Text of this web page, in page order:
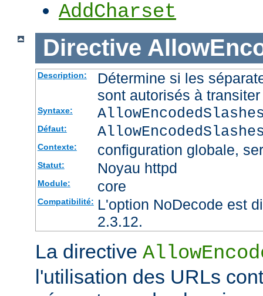
AddCharset
Directive
Description:
Détermine si les
sont autorisés à
Syntaxe:
Défaut:
Contexte: configuration globale,
Statut: Noyau httpd
Module: core
Compatibilité: L'option NoDecode est
2.3.12.
La directive
l'utilisation des URLs